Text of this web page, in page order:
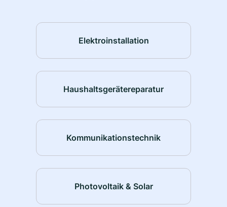
Elektroinstallation
Haushaltsgerätereparatur
Kommunikationstechnik
Photovoltaik & Solar